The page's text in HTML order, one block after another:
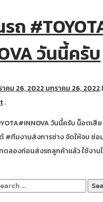
ถ
วันนี้ครับ
าคม 26, 2022 มกราคม 26, 2022.
.
วันนี้ครับ น็อตเสี
#ทีมงานส่งการช่าง จัดให้จบ ซ่
ดลองก่อนส่งรถลูกค้าแล้ว ใช้งา